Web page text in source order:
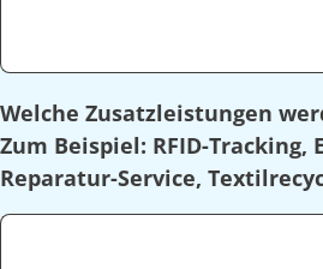
Welche Zusatzleistungen
Zum Beispiel: RFID-Tracking,
Reparatur-Service,